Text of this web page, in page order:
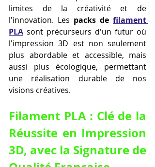
limites de la créativité et de
l'innovation. Les packs de filament
PLA sont précurseurs d'un futur où
l'impression 3D est non seulement
plus abordable et accessible, mais
aussi plus écologique, permettant
une réalisation durable de nos
visions créatives.
Filament PLA : Clé de la
Réussite en Impression
3D, avec la Signature de